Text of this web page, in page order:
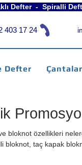
Defter  -
403 17 24
Defter Çantalar
bloknot özellikleri
bloknot, taç kapak